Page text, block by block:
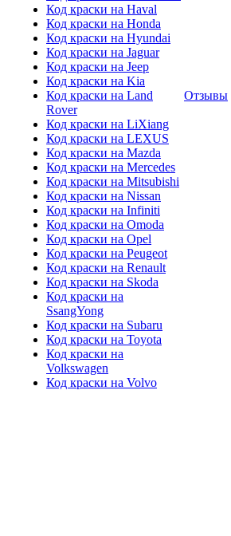
Код краски на Haval
Код краски на Honda
Код краски на Hyundai
Код краски на Jaguar
Код краски на Jeep
Код краски на Kia
Код краски на Land
Rover
Код краски на LiXiang
Код краски на LEXUS
Код краски на Mazda
Код краски на Mercedes
Код краски на Mitsubishi
Код краски на Nissan
Код краски на Infiniti
Код краски на Omoda
Код краски на Opel
Код краски на Peugeot
Код краски на Renault
Код краски на Skoda
Код краски на
SsangYong
Код краски на Subaru
Код краски на Toyota
Код краски на
Volkswagen
Код краски на Volvo
Отзывы